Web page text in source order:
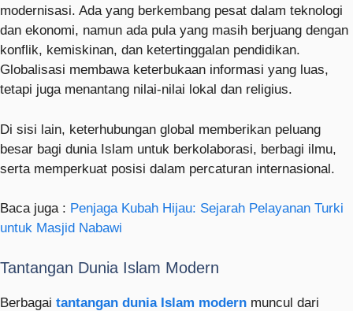
modernisasi. Ada yang berkembang pesat dalam teknologi
dan ekonomi, namun ada pula yang masih berjuang dengan
konflik, kemiskinan, dan ketertinggalan pendidikan.
Globalisasi membawa keterbukaan informasi yang luas,
tetapi juga menantang nilai-nilai lokal dan religius.
Di sisi lain, keterhubungan global memberikan peluang
besar bagi dunia Islam untuk berkolaborasi, berbagi ilmu,
serta memperkuat posisi dalam percaturan internasional.
Baca juga : Penjaga Kubah Hijau: Sejarah Pelayanan Turki
untuk Masjid Nabawi
Tantangan Dunia Islam Modern
Berbagai tantangan dunia Islam modern muncul dari